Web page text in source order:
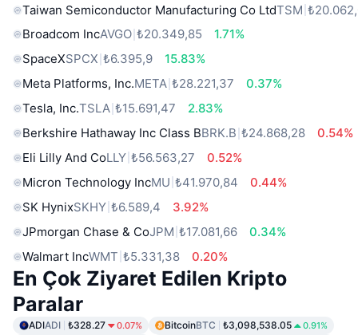
Taiwan Semiconductor Manufacturing Co LtdTSM
Broadcom IncAVGO ₺20.349,85
1.71%
SpaceXSPCX ₺6.395,9
15.83%
Meta Platforms, Inc.META ₺28.221,37
0.37%
Tesla, Inc.TSLA ₺15.691,47
2.83%
Berkshire Hathaway Inc Class BBRK.B ₺24.868,28
0.54%
Eli Lilly And CoLLY ₺56.563,27
0.52%
Micron Technology IncMU ₺41.970,84
0.44%
SK HynixSKHY ₺6.589,4
3.92%
JPmorgan Chase & CoJPM ₺17.081,66
0.34%
Walmart IncWMT ₺5.331,38 0.20%
En Çok Ziyaret Edilen Kripto
Paralar
ADIADI ₺328.27 0.07% BitcoinBTC ₺3,098,538.05 0.91%